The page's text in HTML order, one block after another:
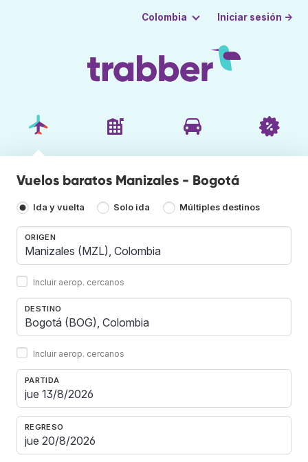
Colombia Iniciar sesión →
Vuelos baratos Manizales - Bogotá
Ida y vuelta Solo ida Múltiples destinos
ORIGEN
Incluir aerop. cercanos
DESTINO
Incluir aerop. cercanos
PARTIDA
REGRESO